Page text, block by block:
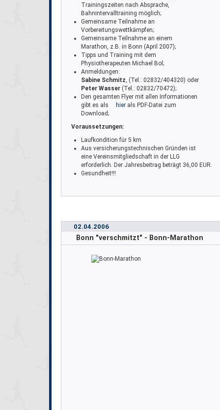
Trainingszeiten nach Absprache,
Bahnintervalltraining möglich;
Gemeinsame Teilnahme an
Vorbereitungswettkämpfen;
Gemeinsame Teilnahme an einem
Marathon, z.B. in Bonn (April 2007);
Tipps und Training mit dem
Physiotherapeuten Michael Bol;
Anmeldungen:
Sabine Schmitz, (Tel.: 02832/404320) oder
Peter Wasser (Tel.: 02832/70472);
Den gesamten Flyer mit allen Informationen
gibt es als
hier als PDF-Datei zum
Download;
Voraussetzungen:
Laufkondition für 5 km
Aus versicherungstechnischen Gründen ist
eine Vereinsmitgliedschaft in der LLG
erforderlich. Der Jahresbeitrag beträgt 36,00 EUR.
Gesundheit!!!
02.04.2006
Bonn "verschmitzt" - Bonn-Marathon